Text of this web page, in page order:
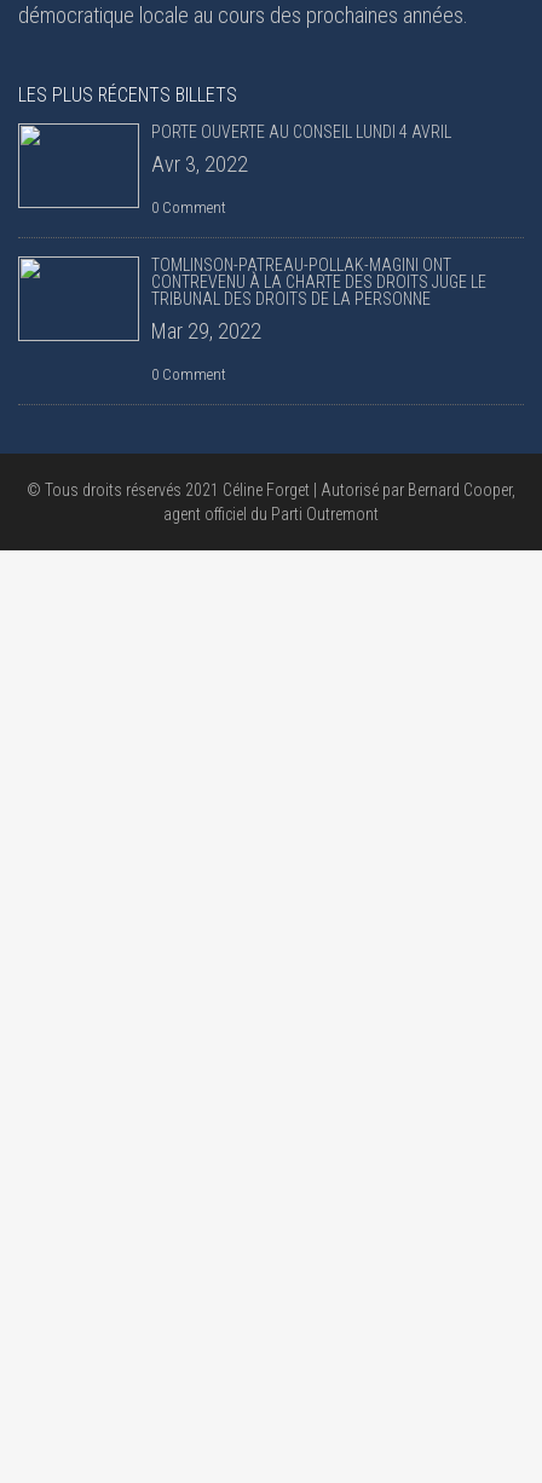
démocratique locale au cours des prochaines années.
LES PLUS RÉCENTS BILLETS
PORTE OUVERTE AU CONSEIL LUNDI 4 AVRIL
Avr 3, 2022
0 Comment
TOMLINSON-PATREAU-POLLAK-MAGINI ONT
CONTREVENU À LA CHARTE DES DROITS JUGE LE
TRIBUNAL DES DROITS DE LA PERSONNE
Mar 29, 2022
0 Comment
© Tous droits réservés 2021 Céline Forget | Autorisé par Bernard Cooper,
agent officiel du Parti Outremont